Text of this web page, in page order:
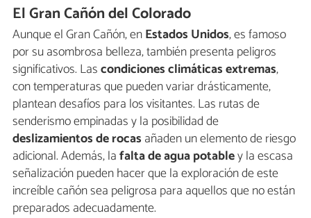
El Gran Cañón del Colorado
Aunque el Gran Cañón, enEstados Unidos, es famoso
por su asombrosa belleza, también presenta peligros
significativos. Lascondiciones climáticas extremas,
con temperaturas que pueden variar drásticamente,
plantean desafíos para los visitantes. Las rutas de
senderismo empinadas y la posibilidad de
deslizamientos de rocas añaden un elemento de riesgo
adicional. Además, lafalta de agua potabley la escasa
señalización pueden hacer que la exploración de este
increíble cañón sea peligrosa para aquellos que no están
preparados adecuadamente.